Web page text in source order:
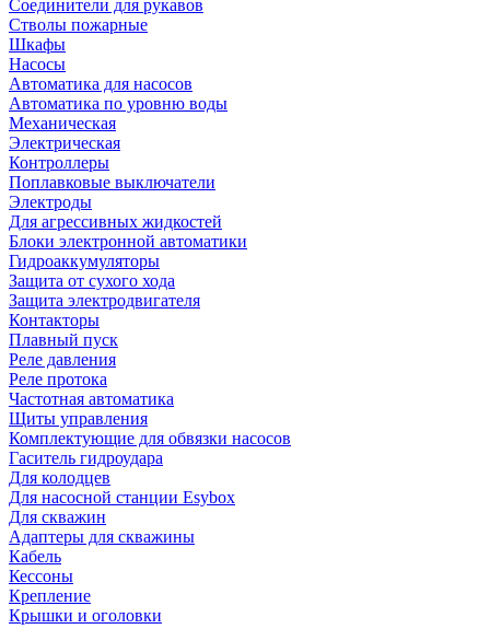
Соединители для рукавов
Стволы пожарные
Шкафы
Насосы
Автоматика для насосов
Автоматика по уровню воды
Механическая
Электрическая
Контроллеры
Поплавковые выключатели
Электроды
Для агрессивных жидкостей
Блоки электронной автоматики
Гидроаккумуляторы
Защита от сухого хода
Защита электродвигателя
Контакторы
Плавный пуск
Реле давления
Реле протока
Частотная автоматика
Щиты управления
Комплектующие для обвязки насосов
Гаситель гидроудара
Для колодцев
Для насосной станции Esybox
Для скважин
Адаптеры для скважины
Кабель
Кессоны
Крепление
Крышки и оголовки